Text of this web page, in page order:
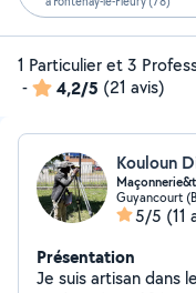
1 Particulier et 3
-
4,2/5 (21 avis)
Kouloun
Guyancourt
5/5 (11
Présentation
Je suis artisan dans